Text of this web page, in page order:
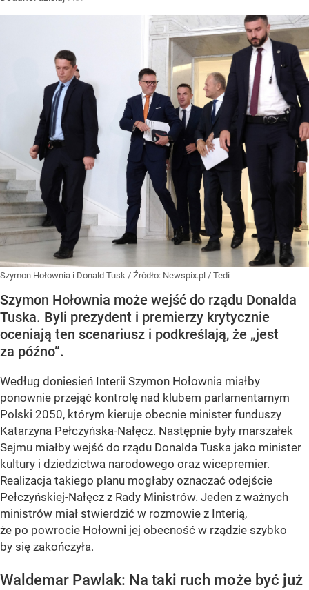
Szymon Hołownia i Donald Tusk / Źródło: Newspix.pl / Tedi
Szymon Hołownia może wejść do rządu Donalda
Tuska. Byli prezydent i premierzy krytycznie
oceniają ten scenariusz i podkreślają, że „jest
za późno”.
Według doniesień Interii Szymon Hołownia miałby
ponownie przejąć kontrolę nad klubem parlamentarnym
Polski 2050, którym kieruje obecnie minister funduszy
Katarzyna Pełczyńska-Nałęcz. Następnie były marszałek
Sejmu miałby wejść do rządu Donalda Tuska jako minister
kultury i dziedzictwa narodowego oraz wicepremier.
Realizacja takiego planu mogłaby oznaczać odejście
Pełczyńskiej-Nałęcz z Rady Ministrów. Jeden z ważnych
ministrów miał stwierdzić w rozmowie z Interią,
że po powrocie Hołowni jej obecność w rządzie szybko
by się zakończyła.
Waldemar Pawlak: Na taki ruch może być już